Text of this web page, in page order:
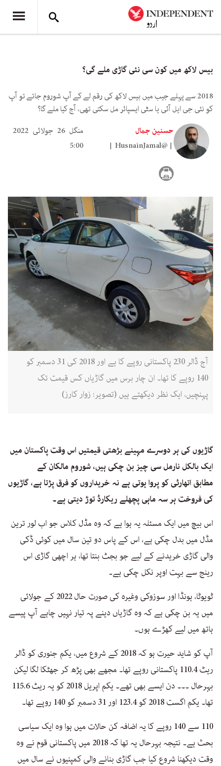
بیس لاکھ میں کون سی نئی گاڑی ملے گی؟
2018 سے پہلے جیب میں بیس لاکھ کی رقم لے کے آپ شوروم جاتے تو آپ
کو نئی جی ایل آئی یا سٹی ایسپائر مل سکتی تھی، آج کیا ملے گا؟
حسنین جمال
HusnainJamal@
منگل 26 جولائی 2022
5:00
آج ڈالر 230 پاکستانی روپے کا ہے اور 2018 کی 31 دسمبر کو
140 روپے کا تھا۔ ان چار برس میں گاڑیاں کس قیمت تک
پہنچیں، ایک نظر دیکھتے ہیں (تصویر: زوار کارز)
گاڑیوں کی ہر دوسرے مہینے بڑھتی قیمتیں اس وقت پاکستان میں
ایک بالکل نارمل سی چیز بن چکی ہیں، شوروم مالکان کے
مطابق اتھارٹی کو پروا ہوتی ہے نہ خریداروں کو فرق پڑتا ہے، گاڑیوں
کی فروخت ہر سہ ماہی پچھلے ریکارڈ توڑ دیتی ہے۔
اس بیچ میں ایک مسئلہ یہ ہوا ہے کہ وہ مڈل کلاس جو اب لور ترین
مڈل میں بدل چکی ہے، اس کے پاس دو تین سال میں کوئی ڈکی
والی گاڑی خریدنے کے لیے جو بجٹ بنتا تھا، ہر اچھی گاڑی اس
رینج سے بہت اوپر نکل چکی ہے۔
ٹویوٹا، ہونڈا اور سوزوکی وغیرہ کی صورت حال 2022 کے جولائی
میں یہ بن چکی ہے کہ وہ گاڑیاں دینے پہ تیار نہیں چاہے آپ پیسے
ہاتھ میں لیے کھڑے ہوں۔
آپ کو شاید حیرت ہو کہ 2018 کے شروع میں، یکم جنوری کو ڈالر
ریٹ 110.4 پاکستانی روپے تھا۔ مجھے بھی پڑھ کر جھٹکا لگا لیکن
بہرحال ۔۔۔ دن ایسے بھی تھے۔ یکم اپریل 2018 کو یہ ریٹ 115.6
تھا۔ یکم اگست 2018 کو 123.4 اور 31 دسمبر کو 140 روپے تھا۔
110 سے 140 روپے کا یہ اضافہ کن حالات میں ہوا وہ ایک سیاسی
بحث ہے۔ نتیجہ بہرحال یہ تھا کہ 2018 میں پاکستانی قوم نے وہ
وقت دیکھنا شروع کیا جب گاڑی بنانے والی کمپنیوں نے سال میں